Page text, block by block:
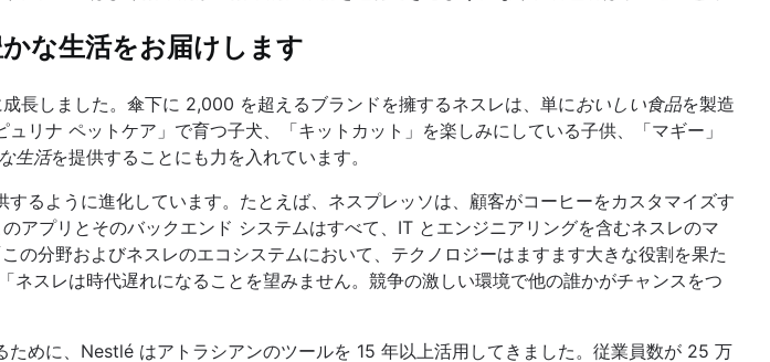
な生活をお届けします
長しました。傘下に 2,000 を超えるブランドを擁するネスレは、単に おいしい食品を製造
リナ ペットケア」で育つ子犬、「キットカット」を楽しみにしている子供、「マギー」
生活を提供することにも力を入れています。
るように進化しています。たとえば、ネスプレッソは、顧客がコーヒーをカスタマイズす
アプリとそのバックエンド システムはすべて、IT とエンジニアリングを含むネスレのマ
分野およびネスレのエコシステムにおいて、テクノロジーはますます大きな役割を果た
スレは時代遅れになることを望みません。競争の激しい環境で他の誰かがチャンスをつ
めに、Nestlé はアトラシアンのツールを 15 年以上活用してきました。従業員数が 25 万